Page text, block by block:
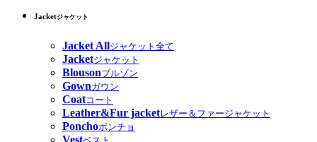
Jacketジャケット
Jacket Allジャケット全て
Jacketジャケット
Blousonブルゾン
Gownガウン
Coatコート
Leather&Fur jacketレザー＆ファージャケット
Ponchoポンチョ
Vest